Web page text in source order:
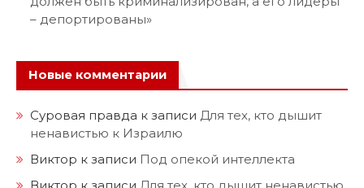
– депортированы»
Новые комментарии
Суровая правда к записи Для тех, кто дышит
ненавистью к Израилю
Виктор к записи Под опекой интеллекта